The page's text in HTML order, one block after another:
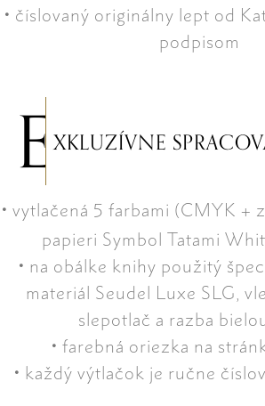
• číslovaný originálny lept od
podpisom
EXKLUZÍVNE
• vytlačená 5 farbami (CMYK +
papieri Symbol Tatami
• na obálke knihy použitý
materiál Seudel Luxe SLG,
slepotlač a razba
• farebná oriezka na
• každý výtlačok je ručne